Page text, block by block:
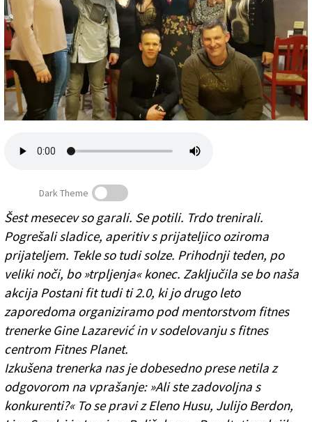
V Kioskih
Uredništvo
Oglasi
Založnik
Postani fit tudi ti 2.0: šokantne meritve
Dark Theme
Šest mesecev so garali. Se potili. Trdo trenirali.
Pogrešali sladice, aperitiv s prijateljico oziroma
prijateljem. Tekle so tudi solze. Prihodnji teden, po
veliki noči, bo »trpljenja« konec. Zaključila se bo naša
akcija Postani fit tudi ti 2.0, ki jo drugo leto
zaporedoma organiziramo pod mentorstvom fitnes
trenerke Gine Lazarević in v sodelovanju s fitnes
centrom Fitnes Planet.
Izkušena trenerka nas je dobesedno prese netila z
odgovorom na vprašanje: »Ali ste zadovoljna s
konkurenti?« To se pravi z Eleno Husu, Julijo Berdon,